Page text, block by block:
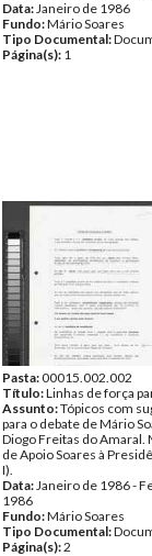
Data:Janeiro de 1986
Fundo:Mário Soares
Tipo Documental:
Página(s): 1
Pasta:00015.002.002
Título:Linhas de força
Assunto:Tópicos com
para o debate de Mário
Diogo Freitas do
de Apoio Soares à
I).
Data:Janeiro de 1986 -
1986
Fundo:Mário Soares
Tipo Documental:
Página(s):2